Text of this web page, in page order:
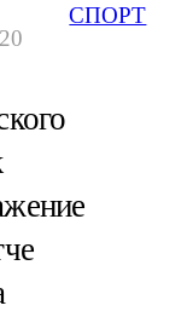
СПОРТ